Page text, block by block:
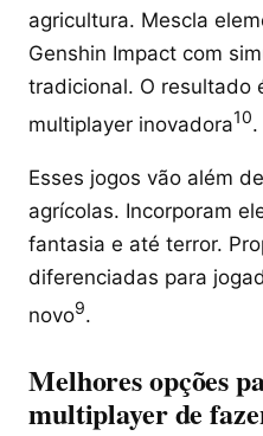
agricultura. Mescla
Genshin Impact com
tradicional. O resultado
multiplayer inovadora10.
Esses jogos vão além
agrícolas. Incorporam
fantasia e até terror.
diferenciadas para
novo9.
Melhores opções
multiplayer de